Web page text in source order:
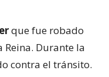
que fue robado
Durante la
contra el tránsito.